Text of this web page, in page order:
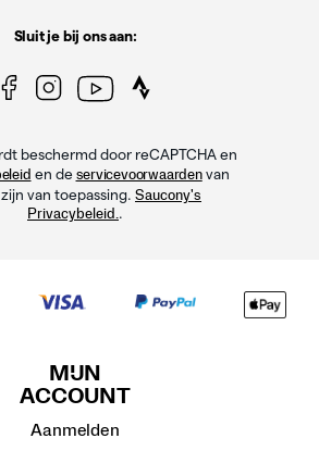
Sluit je bij ons aan:
beschermd door reCAPTCHA en
en de servicevoorwaardenvan
van toepassing. Saucony's
Privacybeleid. .
MIJN
ACCOUNT
Aanmelden